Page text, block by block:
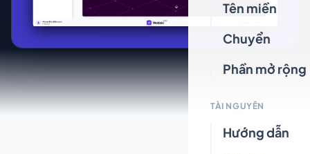
Tên miền
Chuyển
Phần mở rộng
TÀI NGUYÊN
Hướng dẫn